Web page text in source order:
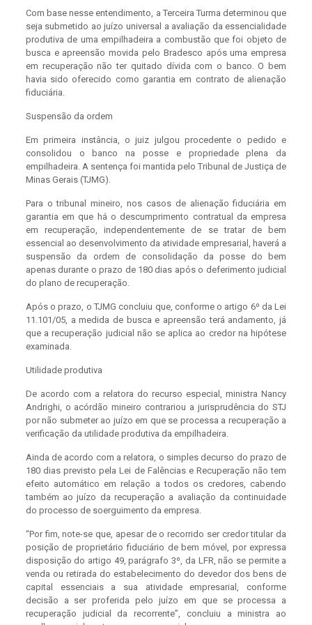
Com base nesse entendimento, a Terceira Turma determinou que
seja submetido ao juízo universal a avaliação da essencialidade
produtiva de uma empilhadeira a combustão que foi objeto de
busca e apreensão movida pelo Bradesco após uma empresa
em recuperação não ter quitado dívida com o banco. O bem
havia sido oferecido como garantia em contrato de alienação
fiduciária.
Suspensão da ordem
Em primeira instância, o juiz julgou procedente o pedido e
consolidou o banco na posse e propriedade plena da
empilhadeira. A sentença foi mantida pelo Tribunal de Justiça de
Minas Gerais (TJMG).
Para o tribunal mineiro, nos casos de alienação fiduciária em
garantia em que há o descumprimento contratual da empresa
em recuperação, independentemente de se tratar de bem
essencial ao desenvolvimento da atividade empresarial, haverá a
suspensão da ordem de consolidação da posse do bem
apenas durante o prazo de 180 dias após o deferimento judicial
do plano de recuperação.
Após o prazo, o TJMG concluiu que, conforme o artigo 6º da Lei
11.101/05, a medida de busca e apreensão terá andamento, já
que a recuperação judicial não se aplica ao credor na hipótese
examinada.
Utilidade produtiva
De acordo com a relatora do recurso especial, ministra Nancy
Andrighi, o acórdão mineiro contrariou a jurisprudência do STJ
por não submeter ao juízo em que se processa a recuperação a
verificação da utilidade produtiva da empilhadeira.
Ainda de acordo com a relatora, o simples decurso do prazo de
180 dias previsto pela Lei de Falências e Recuperação não tem
efeito automático em relação a todos os credores, cabendo
também ao juízo da recuperação a avaliação da continuidade
do processo de soerguimento da empresa.
“Por fim, note-se que, apesar de o recorrido ser credor titular da
posição de proprietário fiduciário de bem móvel, por expressa
disposição do artigo 49, parágrafo 3º, da LFR, não se permite a
venda ou retirada do estabelecimento do devedor dos bens de
capital essenciais a sua atividade empresarial, conforme
decisão a ser proferida pelo juízo em que se processa a
recuperação judicial da recorrente”, concluiu a ministra ao